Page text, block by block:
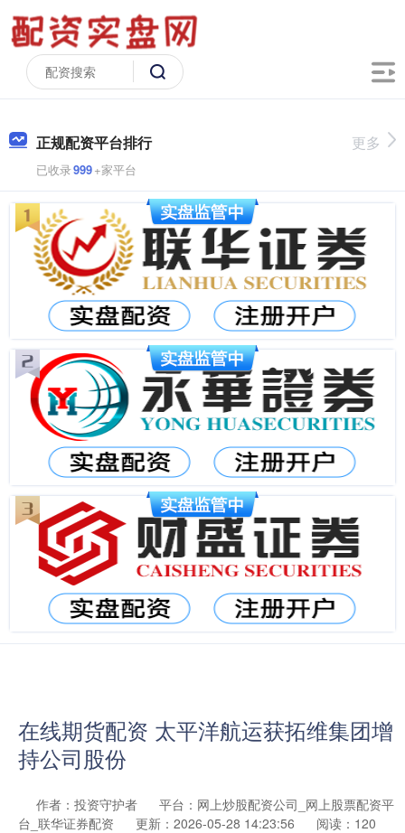
正规配资平台排行
已收录999+家平台
更多
在线期货配资 太平洋航运获拓维集团增
持公司股份
作者：投资守护者
平台：网上炒股配资公司_网上股票配资平
台_联华证券配资
更新：2026-05-28 14:23:56 阅读：120